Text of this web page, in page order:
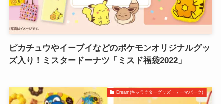
ピカチュウやイーブイなどのポケモンオリジナルグッ
ズ入り！ミスタードーナツ「ミスド福袋2022」
Dream(キャラクターグッズ・テーマパーク)